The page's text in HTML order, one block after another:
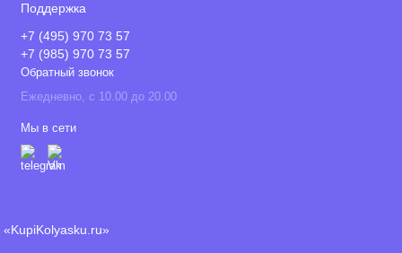
Поддержка
+7 (495) 970 73 57
+7 (985) 970 73 57
Обратный звонок
Ежедневно, с 10.00 до 20.00
Мы в сети
«KupiKolyasku.ru»